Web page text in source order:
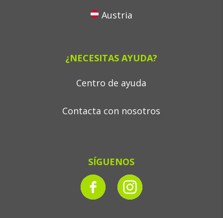
Austria
¿NECESITAS AYUDA?
Centro de ayuda
Contacta con nosotros
SÍGUENOS